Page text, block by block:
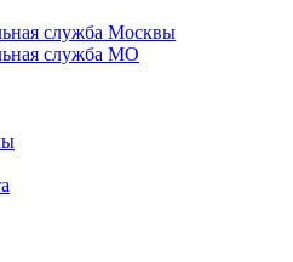
служба Москвы
служба МО